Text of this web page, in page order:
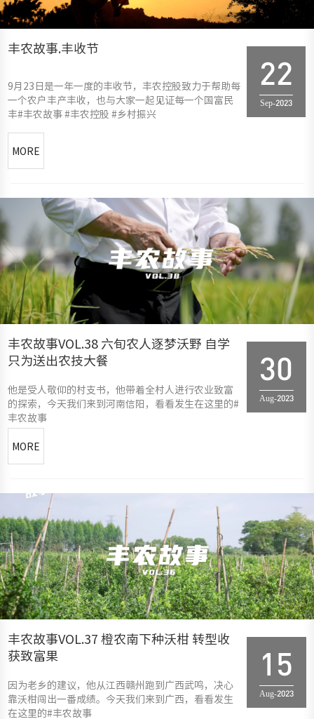
丰农故事.丰收节
9月23日是一年一度的丰收节，丰农控股致力于帮助每
一个农户丰产丰收，也与大家一起见证每一个国富民
丰#丰农故事 #丰农控股 #乡村振兴
MORE
22
Sep-2023
丰农故事VOL.38 六旬农人逐梦沃野 自学
只为送出农技大餐
他是受人敬仰的村支书，他带着全村人进行农业致富
的探索，今天我们来到河南信阳，看看发生在这里的#
丰农故事
MORE
30
Aug-2023
丰农故事VOL.37 橙农南下种沃柑 转型收
获致富果
因为老乡的建议，他从江西赣州跑到广西武鸣，决心
靠沃柑闯出一番成绩。今天我们来到广西，看看发生
在这里的#丰农故事
15
Aug-2023